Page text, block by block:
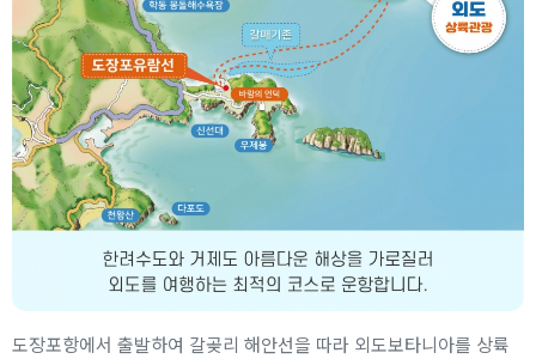
도장포항에서 출발하여 갈곶리 해안선을 따라 외도보타니아를 상륙